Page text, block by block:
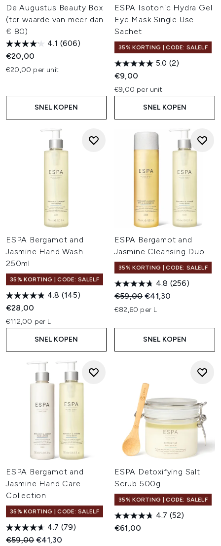
De Augustus Beauty Box
(ter waarde van meer dan
€ 80)
4.1 (606)
€20,00
€20,00 per unit
SNEL KOPEN
ESPA Isotonic Hydra Gel
Eye Mask Single Use
Sachet
35% KORTING | CODE: SALELF
5.0 (2)
€9,00
€9,00 per unit
SNEL KOPEN
ESPA Bergamot and
Jasmine Hand Wash
250ml
35% KORTING | CODE: SALELF
4.8 (145)
€28,00
€112,00 per L
SNEL KOPEN
ESPA Bergamot and
Jasmine Cleansing Duo
35% KORTING | CODE: SALELF
4.8 (256)
Recommended Retail Price:
€59,00Huidige prijs:
€41,30
€82,60 per L
SNEL KOPEN
ESPA Bergamot and
Jasmine Hand Care
Collection
35% KORTING | CODE: SALELF
4.7 (79)
Recommended Retail Price:
€59,00Huidige prijs:
€41,30
ESPA Detoxifying Salt
Scrub 500g
35% KORTING | CODE: SALELF
4.7 (52)
€61,00